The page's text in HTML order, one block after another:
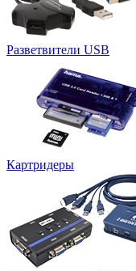
Разветвители USB
Картридеры